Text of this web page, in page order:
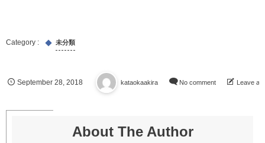
未分類
September 28 ,2018 kataokaakira No comment Leave a
About The Author